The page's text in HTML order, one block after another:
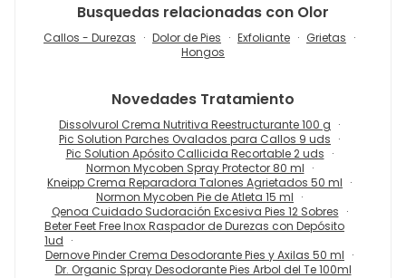
Busquedas relacionadas con Olor
Callos - Durezas Dolor de Pies Exfoliante
Grietas
Hongos
Novedades Tratamiento
Dissolvurol Crema Nutritiva Reestructurante 100 g
Pic Solution Parches Ovalados para Callos 9 uds
Pic Solution Apósito Callicida Recortable 2 uds
Normon Mycoben Spray Protector 80 ml
Kneipp Crema Reparadora Talones Agrietados 50 ml
Normon Mycoben Pie de Atleta 15 ml
Qenoa Cuidado Sudoración Excesiva Pies 12 Sobres
Beter Feet Free Inox Raspador de Durezas con Depósito
1ud
Dernove Pinder Crema Desodorante Pies y Axilas 50 ml
Dr. Organic Spray Desodorante Pies Arbol del Te 100ml